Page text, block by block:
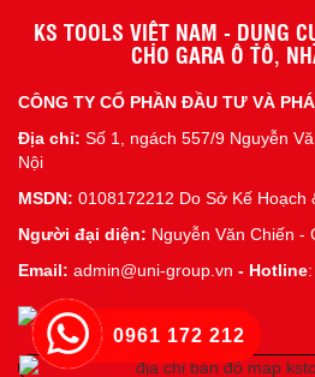
KS TOOLS VIỆT NAM - DỤNG
CHO GARA Ô TÔ,
CÔNG TY CỔ PHẦN ĐẦU TƯ VÀ
Địa chỉ: Số 1, ngách 557/9 Nguyễn
Nội
MSDN: 0108172212 Do Sở Kế
Người đại diện: Nguyễn Văn Chiến -
Email: admin@uni-group.vn - Hotline
0961 172 212